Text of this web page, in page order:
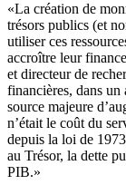
«La création de
trésors publics (et
utiliser ces
accroître leur
et directeur de
financières, dans
source majeure
n’était le coût du
depuis la loi de
au Trésor, la dette
PIB.»